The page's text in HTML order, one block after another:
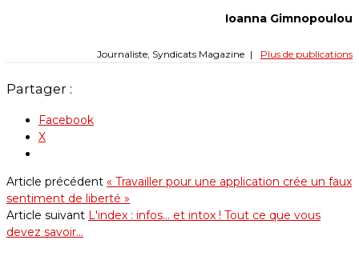
Ioanna Gimnopoulou
Journaliste, Syndicats Magazine | Plus de publications
Partager :
Facebook
X
Article précédent « Travailler pour une application crée un faux
sentiment de liberté »
Article suivant L'index : infos... et intox ! Tout ce que vous
devez savoir...